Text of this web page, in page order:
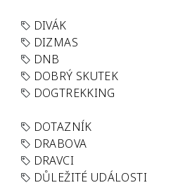
DIVÁK
DIZMAS
DNB
DOBRÝ SKUTEK
DOGTREKKING
DOTAZNÍK
DRABOVA
DRAVCI
DŮLEŽITÉ UDÁLOSTI